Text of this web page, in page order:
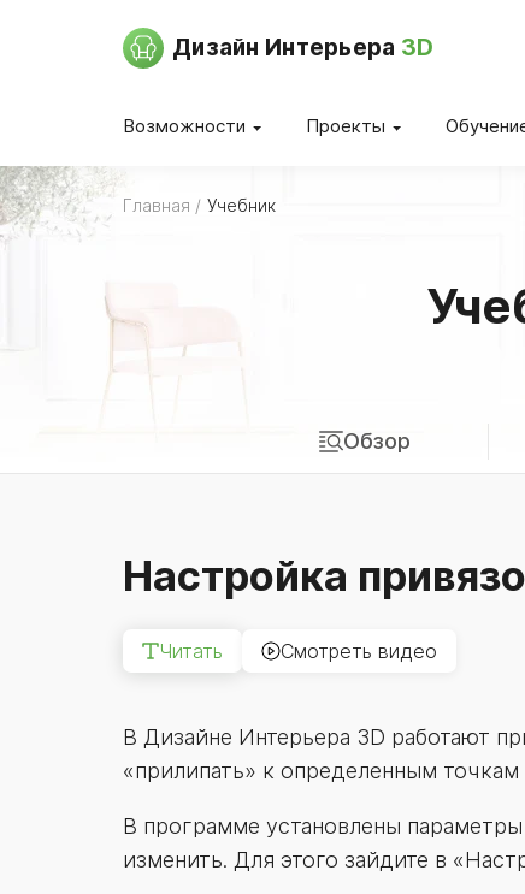
Дизайн Интерьера 3D
Возможности Проекты
Главная Учебник
Обзор
Настройка
Читать Смотреть видео
В Дизайне Интерьера 3D работают
«прилипать» к определенным
В программе установлены
изменить. Для этого зайдите в